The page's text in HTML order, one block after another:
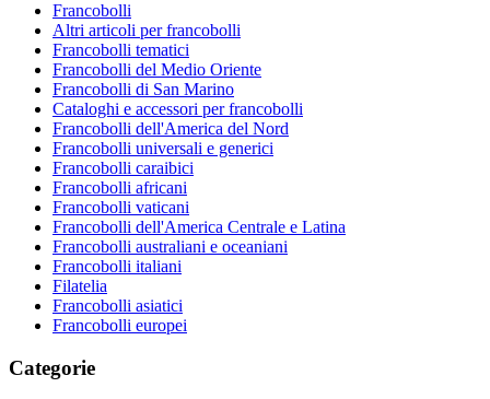
Francobolli
Altri articoli per francobolli
Francobolli tematici
Francobolli del Medio Oriente
Francobolli di San Marino
Cataloghi e accessori per francobolli
Francobolli dell'America del Nord
Francobolli universali e generici
Francobolli caraibici
Francobolli africani
Francobolli vaticani
Francobolli dell'America Centrale e Latina
Francobolli australiani e oceaniani
Francobolli italiani
Filatelia
Francobolli asiatici
Francobolli europei
Categorie